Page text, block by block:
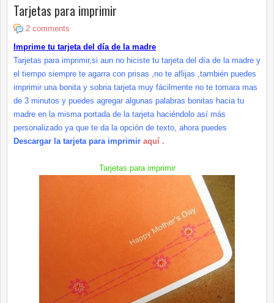
Tarjetas para imprimir
2 comments
Imprime tu tarjeta del día de la madre
Tarjetas para imprimir,si aun no hiciste tu tarjeta del día de la madre y
el tiempo siempre te agarra con prisas ,no te aflijas ,también puedes
imprimir una bonita y sobria tarjeta muy fácilmente no te tomara mas
de 3 minutos y puedes agregar algunas palabras bonitas hacia tu
madre en la misma portada de la tarjeta haciéndolo así más
personalizado ya que te da la opción de texto, ahora puedes
Descargar la tarjeta para imprimir aquí .
Tarjetas para imprimir